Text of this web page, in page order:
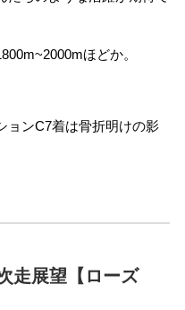
ほどか。
ョンC7着は骨折明けの影
走展望【ローズ